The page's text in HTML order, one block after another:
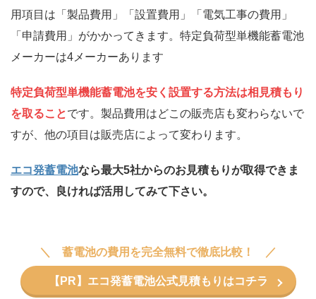
用項目は「製品費用」「設置費用」「電気工事の費用」
「申請費用」がかかってきます。特定負荷型単機能蓄電池
メーカーは4メーカーあります
特定負荷型単機能蓄電池を安く設置する方法は相見積もり
を取ることです。製品費用はどこの販売店も変わらないで
すが、他の項目は販売店によって変わります。
エコ発蓄電池なら最大5社からのお見積もりが取得できま
すので、良ければ活用してみて下さい。
蓄電池の費用を完全無料で徹底比較！
【PR】エコ発蓄電池公式見積もりはコチラ